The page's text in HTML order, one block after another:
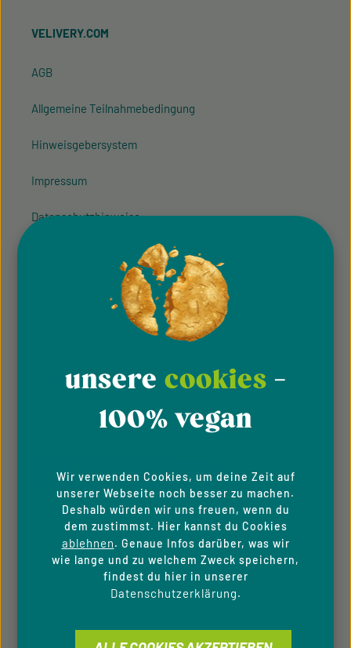
VELIVERY.COM
AGB
Allgemeine Teilnahmebedingung
Hinweisgeber­system
Impressum
Datenschutzhinweise
SERVICE-HOTLINE
Unterstützung und Beratung unter:
Mo-Fr, 08:00 - 16:00 Uhr
unsere cookies -
100% vegan
Wir verwenden Cookies, um deine Zeit auf
unserer Webseite noch besser zu machen.
Deshalb würden wir uns freuen, wenn du
dem zustimmst. Hier kannst du Cookies
ablehnen. Genaue Infos darüber, was wir
wie lange und zu welchem Zweck speichern,
findest du hier in unserer
Datenschutzerklärung.